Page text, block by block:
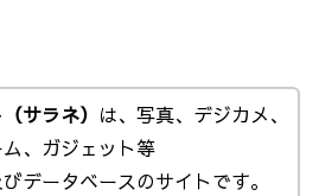
サラネ） は、写真、デジカメ、
、ガジェット等
データベースのサイトです。